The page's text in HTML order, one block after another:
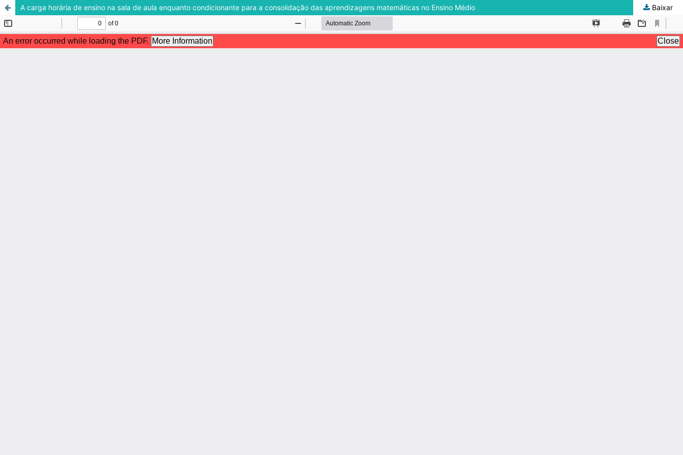
A carga horária de ensino na sala de aula enquanto condicionante para a consolidação das aprendizagens matemáticas no Ensino Médio Baixar